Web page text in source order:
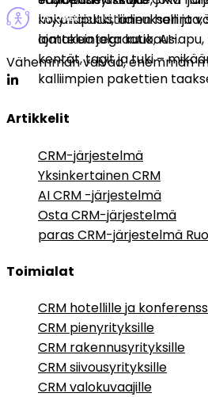
kokonaiskustannuksen ja
ajattelua joka kuukausi.
myyntiputki, liidien
lomakeintegraatio, AI-
kentät, tagit ja tuki –
kalliimpien pakettien
Vähemmän vaivaa, enemmän
Artikkelit
CRM-järjestelmä
Yksinkertainen CRM
AI CRM -järjestelmä
Osta CRM-järjestelmä
paras CRM-järjestelmä
Toimialat
CRM hotellille ja
CRM pienyrityksille
CRM rakennusyrityksille
CRM siivousyrityksille
CRM valokuvaajille